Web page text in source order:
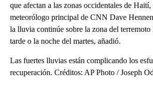
que afectan a las zonas occidentales de
meteorólogo principal de CNN Dave
la lluvia continúe sobre la zona del terremoto
tarde o la noche del martes, añadió.
Las fuertes lluvias están complicando los
recuperación. Créditos: AP Photo / Joseph